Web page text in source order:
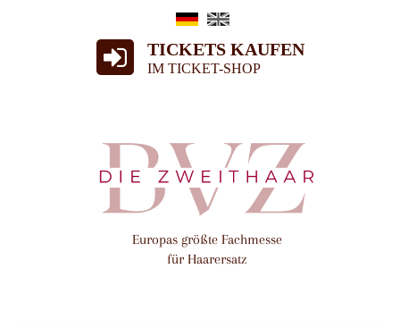
TICKETS KAUFEN
IM TICKET-SHOP
Europas größte Fachmesse
für Haarersatz